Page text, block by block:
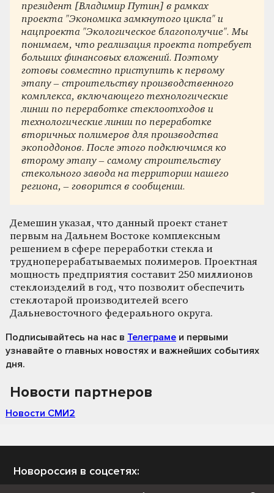
президент [Владимир Путин] в рамках
проекта "Экономика замкнутого цикла" и
нацпроекта "Экологическое благополучие". Мы
понимаем, что реализация проекта потребует
больших финансовых вложений. Поэтому
готовы совместно приступить к первому
этапу – строительству производственного
комплекса, включающего технологические
линии по переработке стеклоотходов и
технологические линии по переработке
вторичных полимеров для производства
экоподдонов. После этого подключимся ко
второму этапу – самому строительству
стекольного завода на территории нашего
региона, – говорится в сообщении.
Демешин указал, что данный проект станет
первым на Дальнем Востоке комплексным
решением в сфере переработки стекла и
трудноперерабатываемых полимеров. Проектная
мощность предприятия составит 250 миллионов
стеклоизделий в год, что позволит обеспечить
стеклотарой производителей всего
Дальневосточного федерального округа.
Подписывайтесь на нас в Телеграме и первыми
узнавайте о главных новостях и важнейших событиях
дня.
Новости партнеров
Новости СМИ2
Новороссия в соцсетях: